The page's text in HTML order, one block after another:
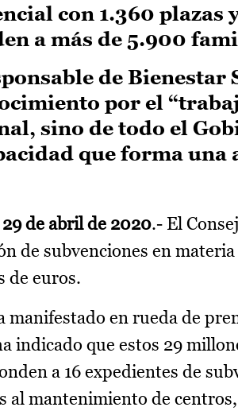
con 1.360 plazas
a más de 5.900
de Bienestar
por el
sino de todo el
que forma una
de abril de 2020.- El
de subvenciones en
de euros.
manifestado en rueda de
indicado que estos 29
a 16 expedientes de
al mantenimiento de